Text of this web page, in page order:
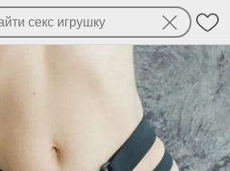
для страпона Roughly и